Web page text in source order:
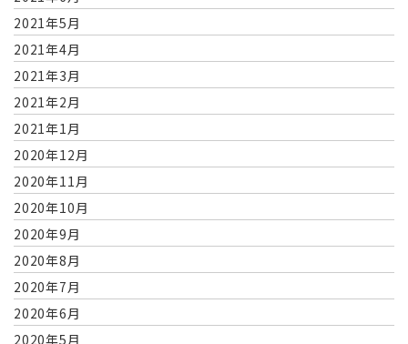
2021年5月
2021年4月
2021年3月
2021年2月
2021年1月
2020年12月
2020年11月
2020年10月
2020年9月
2020年8月
2020年7月
2020年6月
2020年5月